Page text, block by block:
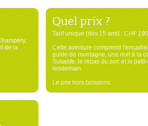
de la
Quel prix ?
Tarif unique (dès 15 ans) : CHF
Cette aventure comprend
guide de montagne, une nuit à la
Susanfe, le repas du soir et le
lendemain.
Le prix hors boissons.